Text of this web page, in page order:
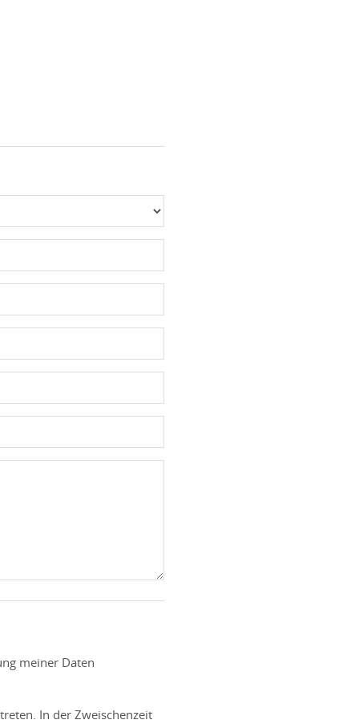
meiner Daten
In der Zweischenzeit